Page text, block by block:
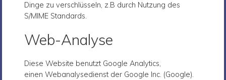
Dinge zu verschlüsseln, z.B durch Nutzung des
S/MIME Standards.
Web-Analyse
Diese Website benutzt Google Analytics,
einen Webanalysedienst der Google Inc. (Google).